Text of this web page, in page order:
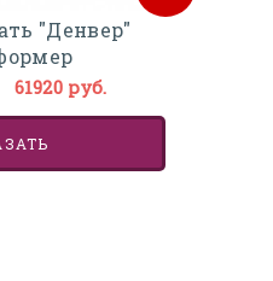
"Денвер"
61920 руб.